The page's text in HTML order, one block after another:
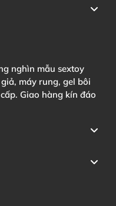
nghìn mẫu sextoy
máy rung, gel bôi
Giao hàng kín đáo